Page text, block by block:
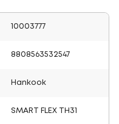
10003777
8808563532547
Hankook
SMART FLEX TH31